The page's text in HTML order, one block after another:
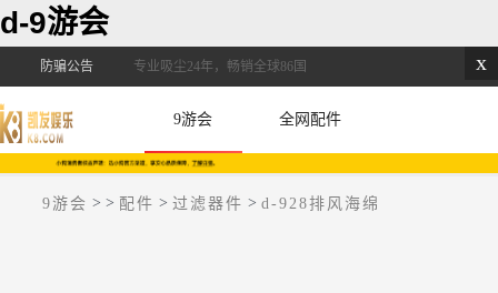
d-9游会
x
防骗公告 专业吸尘24年，畅销全球86国
9游会 全网配件
9游会 > > 配件 > 过滤器件 > d-928排风海绵